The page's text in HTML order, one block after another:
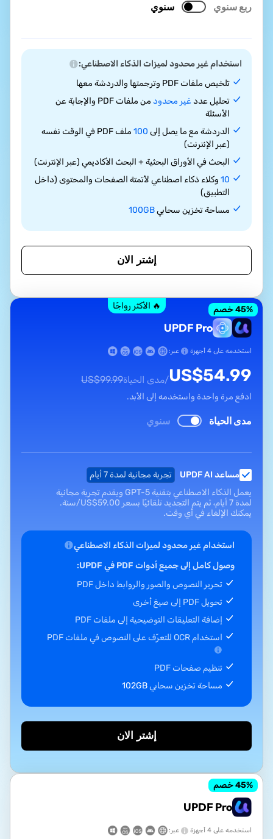
سنوي ربع سنوي
استخدام غير محدود لميزات الذكاء الاصطناعي:
تلخيص ملفات PDF وترجمتها والدردشة معها
تحليل عدد غير محدود
من ملفات PDF والإجابة عن
الأسئلة
الدردشة مع ما يصل إلى 100
ملف PDF في الوقت نفسه
(عبر الإنترنت)
البحث في الأوراق البحثية + البحث الأكاديمي (عبر الإنترنت)
10 وكلاء ذكاء اصطناعي لأتمتة الصفحات والمحتوى (داخل
التطبيق)
مساحة تخزين سحابي100GB
إشتر الان
🔥 الأكثر رواجًا
UPDF Pro
45% خصم
استخدمه على 4 أجهزة عبر:
US$54.99 /مدى الحياة US$99.99
ادفع مرة واحدة واستخدمه إلى الأبد.
سنوي مدى الحياة
مساعد UPDF AI
تجربة مجانية لمدة 7 أيام
يعمل الذكاء الاصطناعي بتقنية GPT-5 ويقدم تجربة مجانية
لمدة 7 أيام، ثم يتم التجديد تلقائيًا بسعر
US$59.00
/سنة.
يمكنك الإلغاء في أي وقت.
استخدام غير محدود لميزات الذكاء الاصطناعي
وصول كامل إلى جميع أدوات PDF في UPDF:
تحرير النصوص والصور والروابط داخل PDF
تحويل PDF إلى صيغ أخرى
إضافة التعليقات التوضيحية إلى ملفات PDF
استخدام OCR للتعرّف على النصوص في ملفات PDF
تنظيم صفحات PDF
مساحة تخزين سحابي102GB
إشتر الان
UPDF Pro
45% خصم
استخدمه على 4 أجهزة عبر: